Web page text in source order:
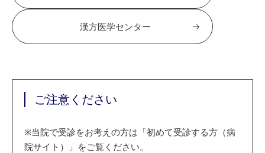
漢方医学センター
ご注意ください
※当院で受診をお考えの方は「初めて受診する方（病
院サイト）」をご覧ください。